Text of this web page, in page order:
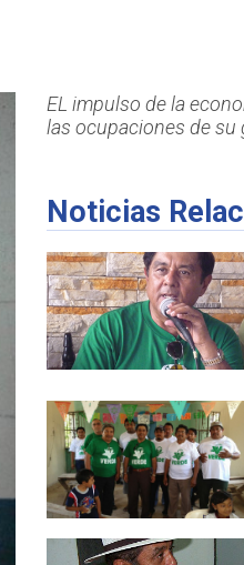
EL impulso de la
las ocupaciones de su
Noticias